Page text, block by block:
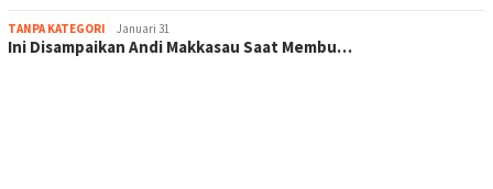
TANPA KATEGORI Januari 31
Ini Disampaikan Andi Makkasau Saat Membu…